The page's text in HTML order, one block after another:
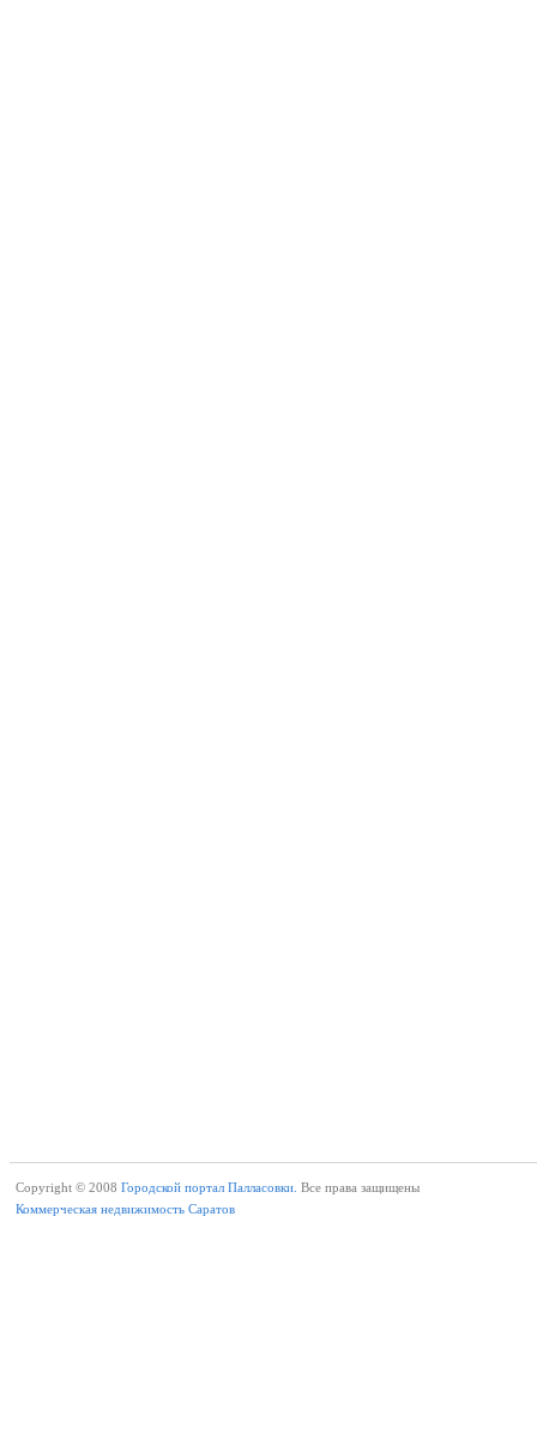
Copyright © 2008 Городской портал Палласовки. Все права защищены
Коммерческая недвижимость Саратов